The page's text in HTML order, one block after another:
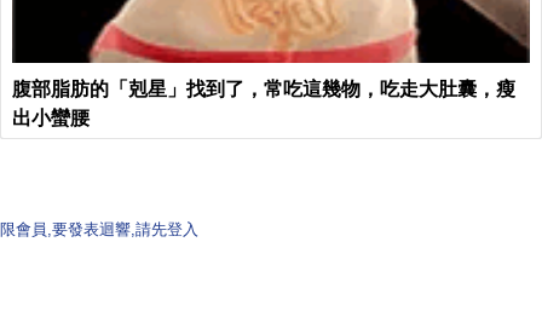
腹部脂肪的「剋星」找到了，常吃這幾物，吃走大肚囊，瘦
出小蠻腰
限會員,要發表迴響,請先登入